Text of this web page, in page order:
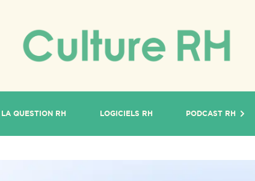
LA QUESTION RH LOGICIELS RH PODCAST RH